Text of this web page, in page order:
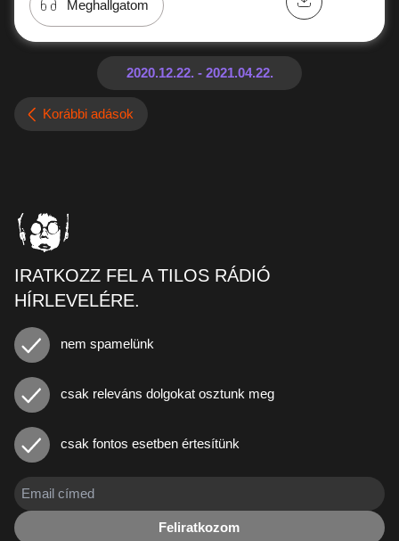
Meghallgatom
Korábbi adások
IRATKOZZ FEL A TILOS RÁDIÓ
HÍRLEVELÉRE.
nem spamelünk
csak releváns dolgokat osztunk meg
csak fontos esetben értesítünk
Feliratkozom